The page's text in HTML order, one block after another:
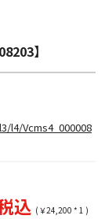
】
l4/Vcms4_000008
込 (￥24,200 * 1 )